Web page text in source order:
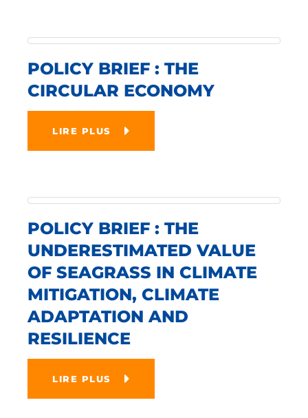
POLICY BRIEF : THE
CIRCULAR ECONOMY
LIRE PLUS
POLICY BRIEF : THE
UNDERESTIMATED VALUE
OF SEAGRASS IN CLIMATE
MITIGATION, CLIMATE
ADAPTATION AND
RESILIENCE
LIRE PLUS